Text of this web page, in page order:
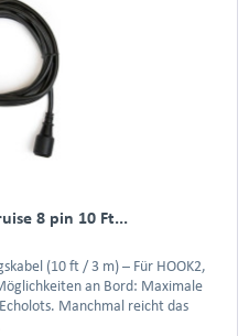
8 pin 10 Ft...
(10 ft / 3 m) – Für HOOK2,
an Bord: Maximale
Manchmal reicht das